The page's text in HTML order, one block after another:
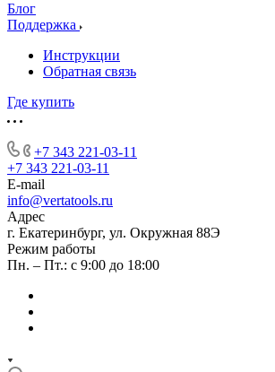
Блог
Поддержка
Инструкции
Обратная связь
Где купить
+7 343 221-03-11
+7 343 221-03-11
E-mail
info@vertatools.ru
Адрес
г. Екатеринбург, ул. Окружная 88Э
Режим работы
Пн. – Пт.: с 9:00 до 18:00